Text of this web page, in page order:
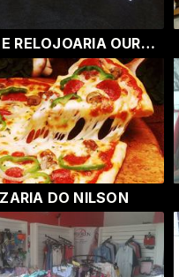
ÓPTICA E RELOJOARIA OURO E PRATA
DO NILSON